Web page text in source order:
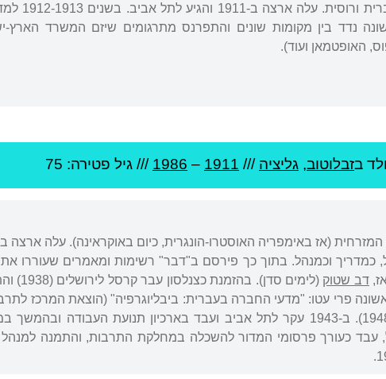
כללית
נדד בין מקומות שונים והתפרנס מתרגומים שיזם המשרד הארץ-
האופטמאן ועוד).
בזבלוטוב, גליציה ///
1911
–
1986 /// גיל פטירה: 75
כמדריך וכמנהל. בתוך כך פירסם ב"דבר" רשימות ומאמרים שעוררו
דב שטוק
(לימים
כעורך פרסומי המדור להשכלה במחלקת התרבות, והתמנה למנהל